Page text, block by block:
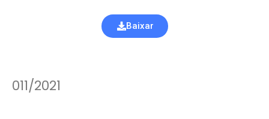
Baixar
011/2021